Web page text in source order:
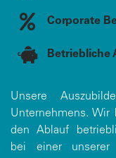
Corporate
Betriebliche
Unsere
Unternehmens.
den Ablauf
bei einer unserer